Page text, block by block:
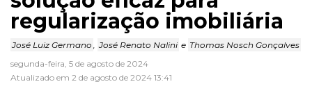
regularização imobiliária
José Luiz Germano , José Renato Nalini e Thomas Nosch Gonçalves
segunda-feira, 5 de agosto de 2024
Atualizado em 2 de agosto de 2024 13:41